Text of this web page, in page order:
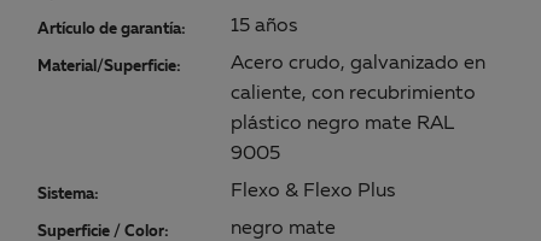
Artículo de garantía: 15 años
Material/Superficie:
Acero crudo, galvanizado en
caliente, con recubrimiento
plástico negro mate RAL
9005
Sistema: Flexo & Flexo Plus
Superficie / Color: negro mate